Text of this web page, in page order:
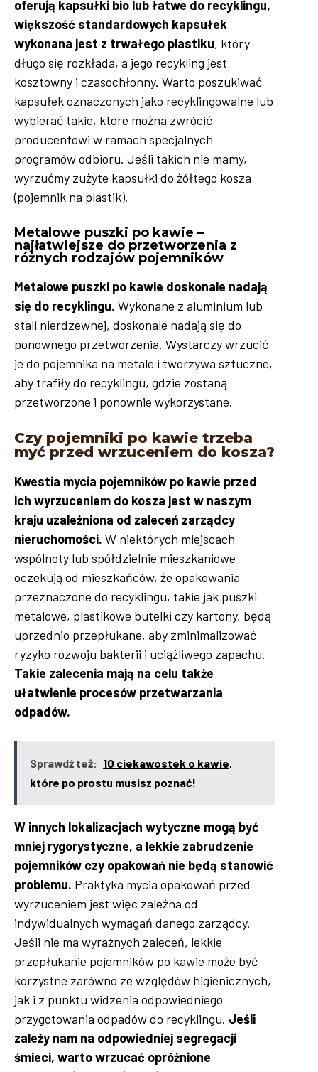
oferują kapsułki bio lub łatwe do recyklingu,
większość standardowych kapsułek
wykonana jest z trwałego plastiku, który
długo się rozkłada, a jego recykling jest
kosztowny i czasochłonny. Warto poszukiwać
kapsułek oznaczonych jako recyklingowalne lub
wybierać takie, które można zwrócić
producentowi w ramach specjalnych
programów odbioru. Jeśli takich nie mamy,
wyrzućmy zużyte kapsułki do żółtego kosza
(pojemnik na plastik).
Metalowe puszki po kawie –
najłatwiejsze do przetworzenia z
różnych rodzajów pojemników
Metalowe puszki po kawie doskonale nadają
się do recyklingu. Wykonane z aluminium lub
stali nierdzewnej, doskonale nadają się do
ponownego przetworzenia. Wystarczy wrzucić
je do pojemnika na metale i tworzywa sztuczne,
aby trafiły do recyklingu, gdzie zostaną
przetworzone i ponownie wykorzystane.
Czy pojemniki po kawie trzeba
myć przed wrzuceniem do kosza?
Kwestia mycia pojemników po kawie przed
ich wyrzuceniem do kosza jest w naszym
kraju uzależniona od zaleceń zarządcy
nieruchomości. W niektórych miejscach
wspólnoty lub spółdzielnie mieszkaniowe
oczekują od mieszkańców, że opakowania
przeznaczone do recyklingu, takie jak puszki
metalowe, plastikowe butelki czy kartony, będą
uprzednio przepłukane, aby zminimalizować
ryzyko rozwoju bakterii i uciążliwego zapachu.
Takie zalecenia mają na celu także
ułatwienie procesów przetwarzania
odpadów.
Sprawdź też: 10 ciekawostek o kawie,
które po prostu musisz poznać!
W innych lokalizacjach wytyczne mogą być
mniej rygorystyczne, a lekkie zabrudzenie
pojemników czy opakowań nie będą stanowić
problemu. Praktyka mycia opakowań przed
wyrzuceniem jest więc zależna od
indywidualnych wymagań danego zarządcy.
Jeśli nie ma wyraźnych zaleceń, lekkie
przepłukanie pojemników po kawie może być
korzystne zarówno ze względów higienicznych,
jak i z punktu widzenia odpowiedniego
przygotowania odpadów do recyklingu. Jeśli
zależy nam na odpowiedniej segregacji
śmieci, warto wrzucać opróżnione